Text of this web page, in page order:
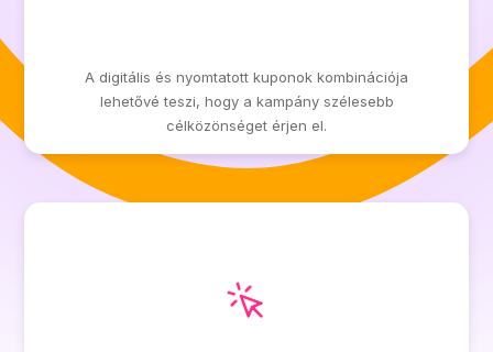
A digitális és nyomtatott kuponok kombinációja
lehetővé teszi, hogy a kampány szélesebb
célközönséget érjen el.